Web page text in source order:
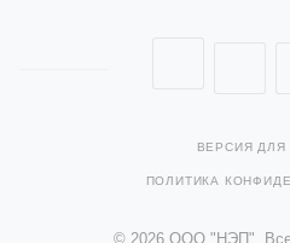
ВЕРСИЯ ДЛЯ
ПОЛИТИКА
© 2026 ООО "НЭП". Все